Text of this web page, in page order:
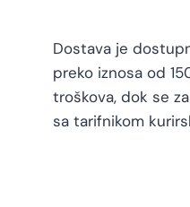
Dostava je
preko iznosa od
troškova, dok se
sa tarifnikom